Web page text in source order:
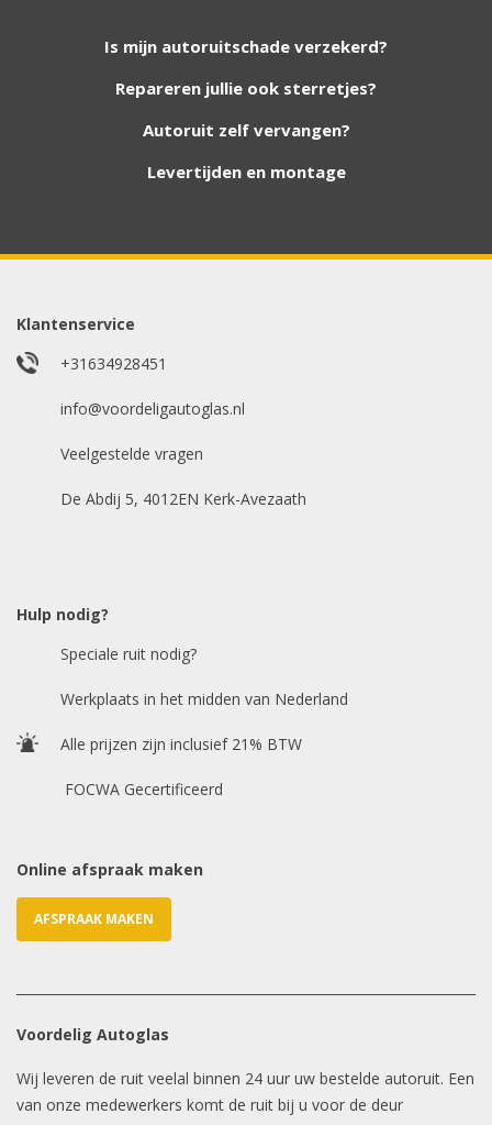
Wij zijn continu bezig met het toevoegen van
ruit er niet tussen? Grote kans dat wij deze wel
hebben. Vul het formulier in en wij nemen
whatsappje met foto van de ruit en uw auto
Uw merk auto
Bouwjaar
E-mailadres *
Is mijn autoruitschade verzekerd?
Repareren jullie ook sterretjes?
Autoruit zelf vervangen?
Levertijden en montage
Klantenservice
+31634928451
info@voordeligautoglas.nl
Veelgestelde vragen
De Abdij 5, 4012EN Kerk-Avezaath
Hulp nodig?
Speciale ruit nodig?
Werkplaats in het midden van Nederland
Alle prijzen zijn inclusief 21% BTW
FOCWA Gecertificeerd
Online afspraak maken
AFSPRAAK MAKEN
Voordelig Autoglas
Wij leveren de ruit veelal binnen 24 uur uw bestelde autoruit. Een
van onze medewerkers komt de ruit bij u voor de deur